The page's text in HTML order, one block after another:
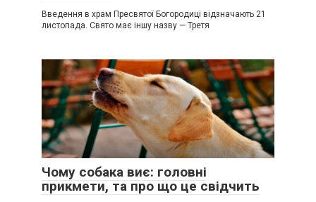
Введення в храм Пресвятої Богородиці відзначають 21
листопада. Свято має іншу назву — Третя
Чому собака виє: головні
прикмети, та про що це свідчить